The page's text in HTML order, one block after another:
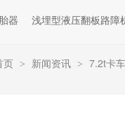
器 浅埋型液压翻板路障
页 > 新闻资讯 > 7.2t卡